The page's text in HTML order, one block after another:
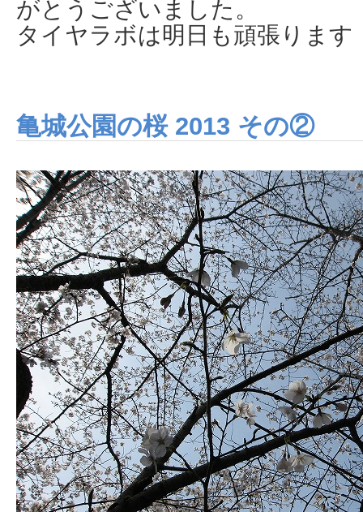
がとうございました。
タイヤラボは明日も頑張ります
亀城公園の桜 2013 その②